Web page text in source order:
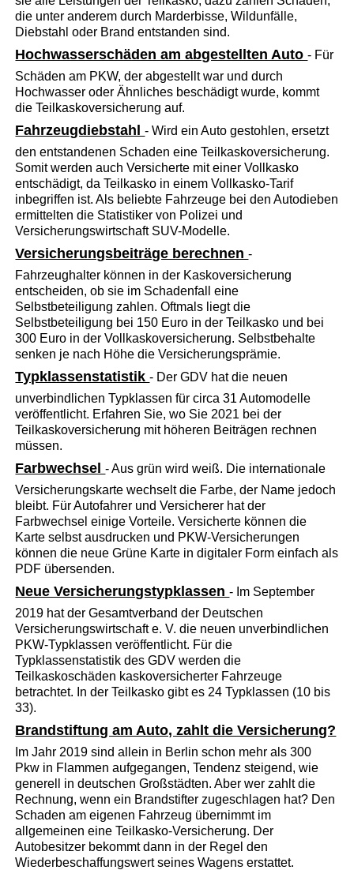
die unter anderem durch Marderbisse, Wildunfälle,
Diebstahl oder Brand entstanden sind.
Hochwasserschäden am abgestellten Auto- Für
Schäden am PKW, der abgestellt war und durch
Hochwasser oder Ähnliches beschädigt wurde, kommt
die Teilkaskoversicherung auf.
Fahrzeugdiebstahl- Wird ein Auto gestohlen, ersetzt
den entstandenen Schaden eine Teilkaskoversicherung.
Somit werden auch Versicherte mit einer Vollkasko
entschädigt, da Teilkasko in einem Vollkasko-Tarif
inbegriffen ist. Als beliebte Fahrzeuge bei den Autodieben
ermittelten die Statistiker von Polizei und
Versicherungswirtschaft SUV-Modelle.
Versicherungsbeiträge berechnen-
Fahrzeughalter können in der Kaskoversicherung
entscheiden, ob sie im Schadenfall eine
Selbstbeteiligung zahlen. Oftmals liegt die
Selbstbeteiligung bei 150 Euro in der Teilkasko und bei
300 Euro in der Vollkaskoversicherung. Selbstbehalte
senken je nach Höhe die Versicherungsprämie.
Typklassenstatistik- Der GDV hat die neuen
unverbindlichen Typklassen für circa 31 Automodelle
veröffentlicht. Erfahren Sie, wo Sie 2021 bei der
Teilkaskoversicherung mit höheren Beiträgen rechnen
müssen.
Farbwechsel- Aus grün wird weiß. Die internationale
Versicherungskarte wechselt die Farbe, der Name jedoch
bleibt. Für Autofahrer und Versicherer hat der
Farbwechsel einige Vorteile. Versicherte können die
Karte selbst ausdrucken und PKW-Versicherungen
können die neue Grüne Karte in digitaler Form einfach als
PDF übersenden.
Neue Versicherungstypklassen- Im September
2019 hat der Gesamtverband der Deutschen
Versicherungswirtschaft e. V. die neuen unverbindlichen
PKW-Typklassen veröffentlicht. Für die
Typklassenstatistik des GDV werden die
Teilkaskoschäden kaskoversicherter Fahrzeuge
betrachtet. In der Teilkasko gibt es 24 Typklassen (10 bis
33).
Brandstiftung am Auto, zahlt die Versicherung?
Im Jahr 2019 sind allein in Berlin schon mehr als 300
Pkw in Flammen aufgegangen, Tendenz steigend, wie
generell in deutschen Großstädten. Aber wer zahlt die
Rechnung, wenn ein Brandstifter zugeschlagen hat? Den
Schaden am eigenen Fahrzeug übernimmt im
allgemeinen eine Teilkasko-Versicherung. Der
Autobesitzer bekommt dann in der Regel den
Wiederbeschaffungswert seines Wagens erstattet.